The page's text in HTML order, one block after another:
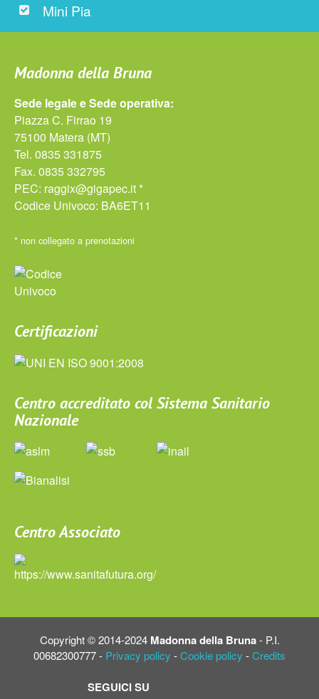
Mini Pia
Madonna della Bruna
Sede legale e Sede operativa:
Piazza C. Firrao 19
75100 Matera (MT)
Tel. 0835 331875
Fax. 0835 332795
PEC: raggix@gigapec.it *
Codice Univoco: BA6ET11
* non collegato a prenotazioni
Certificazioni
Centro accreditato col Sistema Sanitario
Nazionale
Centro Associato
Copyright © 2014-2024 Madonna della Bruna- P.I.
00682300777 - Privacy policy -Cookie policy -Credits
SEGUICI SU